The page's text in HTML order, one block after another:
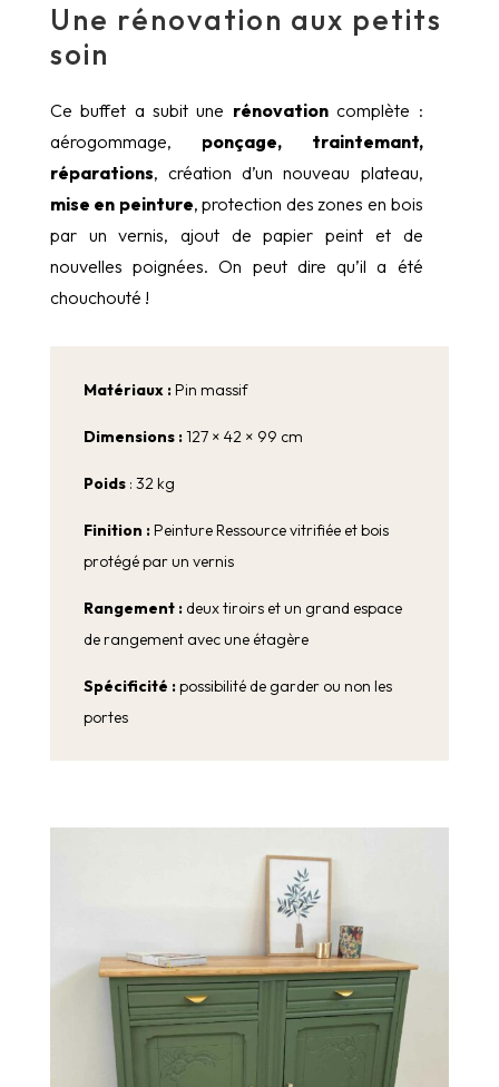
Une rénovation aux petits
soin
Ce buffet a subit une rénovationcomplète :
aérogommage, ponçage, traintemant,
réparations, création d’un nouveau plateau,
mise en peinture, protection des zones en bois
par un vernis, ajout de papier peint et de
nouvelles poignées. On peut dire qu’il a été
chouchouté !
Matériaux : Pin massif
Dimensions :127 × 42 × 99 cm
Poids: 32 kg
Finition :Peinture Ressource vitrifiée et bois
protégé par un vernis
Rangement :deux tiroirs et un grand espace
de rangement avec une étagère
Spécificité :possibilité de garder ou non les
portes